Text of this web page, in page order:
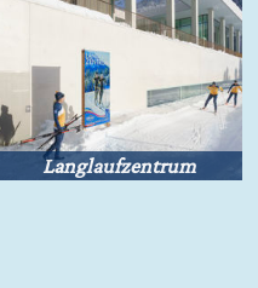
Langlaufzentrum